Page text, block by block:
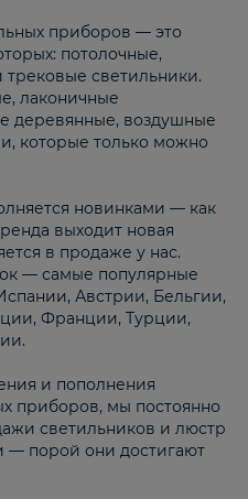
приборов — это
потолочные,
светильники.
лаконичные
деревянные, воздушные
которые только можно
новинками — как
выходит новая
в продаже у нас.
— самые популярные
Австрии, Бельгии,
Франции, Турции,
и пополнения
приборов, мы постоянно
светильников и люстр
— порой они достигают